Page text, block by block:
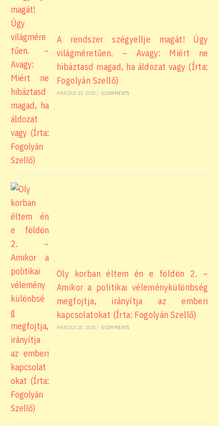
A rendszer szégyellje magát! Úgy
világméretűen. – Avagy: Miért ne
hibáztasd magad, ha áldozat vagy (Írta:
Fogolyán Szellő)
MÁRCIUS 23, 2025 / 0 COMMENTS
Oly korban éltem én e földön 2. –
Amikor a politikai véleménykülönbség
megfojtja, irányítja az emberi
kapcsolatokat (Írta: Fogolyán Szellő)
MÁRCIUS 20, 2025 / 0 COMMENTS